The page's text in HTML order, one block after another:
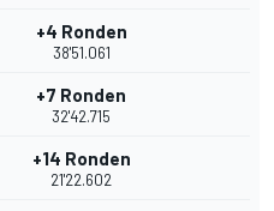
+4 Ronden
38'51.061
+7 Ronden
32'42.715
+14 Ronden
21'22.602